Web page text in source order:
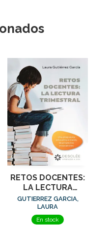
RETOS DOCENTES:
LA LECTURA
TRIMESTRAL
GUTIERREZ GARCIA,
LAURA
En stock